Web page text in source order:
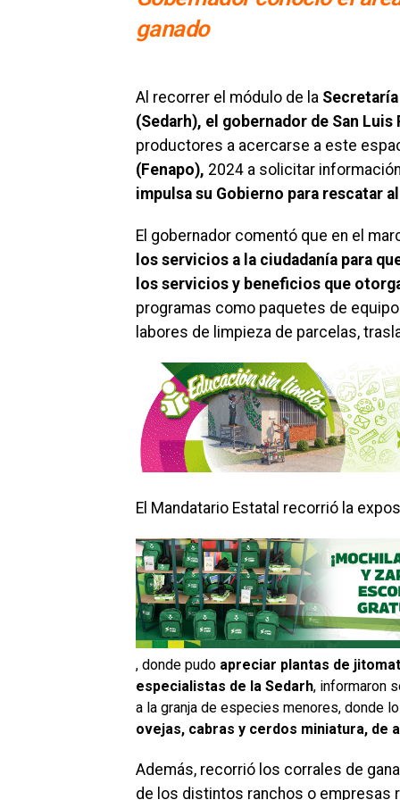
ganado
Al recorrer el módulo de la
(Sedarh), el gobernador de San
productores a acercarse a este
(Fenapo), 2024 a solicitar
impulsa su Gobierno para rescatar
El gobernador comentó que en el
los servicios a la ciudadanía para
los servicios y beneficios que
programas como paquetes de
labores de limpieza de parcelas,
El Mandatario Estatal recorrió la
, donde pudo apreciar plantas de
especialistas de la Sedarh, informaron
a la granja de especies menores, donde
ovejas, cabras y cerdos miniatura, de
Además, recorrió los corrales de
de los distintos ranchos o empresas